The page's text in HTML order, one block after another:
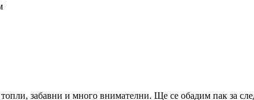
забавни и много внимателни. Ще се обадим пак за